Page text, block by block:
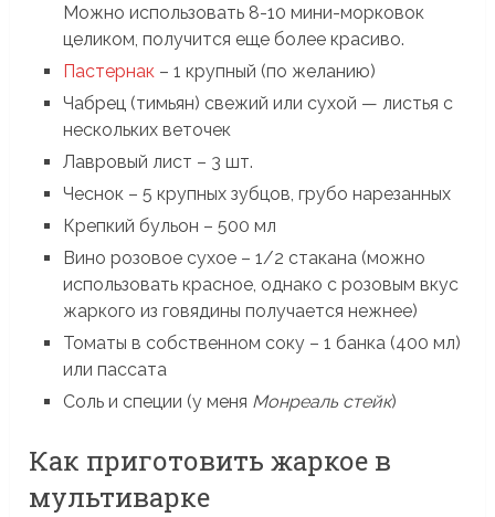
Можно использовать 8-10 мини-морковок
целиком, получится еще более красиво.
Пастернак– 1 крупный (по желанию)
Чабрец (тимьян) свежий или сухой — листья с
нескольких веточек
Лавровый лист – 3 шт.
Чеснок – 5 крупных зубцов, грубо нарезанных
Крепкий бульон – 500 мл
Вино розовое сухое – 1/2 стакана (можно
использовать красное, однако с розовым вкус
жаркого из говядины получается нежнее)
Томаты в собственном соку – 1 банка (400 мл)
или пассата
Соль и специи (у меня Монреаль стейк)
Как приготовить жаркое в
мультиварке